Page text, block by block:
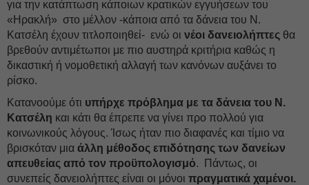
για την κατάπτωση κάποιων κρατικών εγγυήσεων του
«Ηρακλή» στο μέλλον -κάποια από τα δάνεια του Ν.
Κατσέλη έχουν τιτλοποιηθεί- ενώ οι νέοι δανειολήπτες θα
βρεθούν αντιμέτωποι με πιο αυστηρά κριτήρια καθώς η
δικαστική ή νομοθετική αλλαγή των κανόνων αυξάνει το
ρίσκο.
Κατανοούμε ότι υπήρχε πρόβλημα με τα δάνεια του Ν.
Κατσέλη και κάτι θα έπρεπε να γίνει προ πολλού για
κοινωνικούς λόγους. Ίσως ήταν πιο διαφανές και τίμιο να
βρισκόταν μια άλλη μέθοδος επιδότησης των δανείων
απευθείας από τον προϋπολογισμό. Πάντως, οι
συνεπείς δανειολήπτες είναι οι μόνοι πραγματικά χαμένοι.